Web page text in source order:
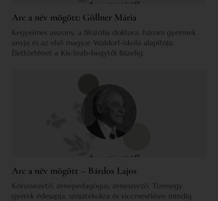
Arc a név mögött: Göllner Mária
Kegyelmes asszony, a filozófia doktora, három gyermek
anyja és az első magyar Waldorf-iskola alapítója.
Élettörténet a Kis-Sváb-hegytől Bázelig.
Arc a név mögött – Bárdos Lajos
Kórusvezető, zenepedagógus, zeneszerző. Tizenegy
gyerek édesapja, szójátékokra és viccmesélésre mindig